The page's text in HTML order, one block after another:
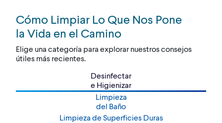
Cómo Limpiar Lo Que Nos Pone
la Vida en el Camino
Elige una categoría para explorar nuestros consejos
útiles más recientes.
Desinfectar
e Higienizar
Limpieza
del Baño
Limpieza de Superficies Duras